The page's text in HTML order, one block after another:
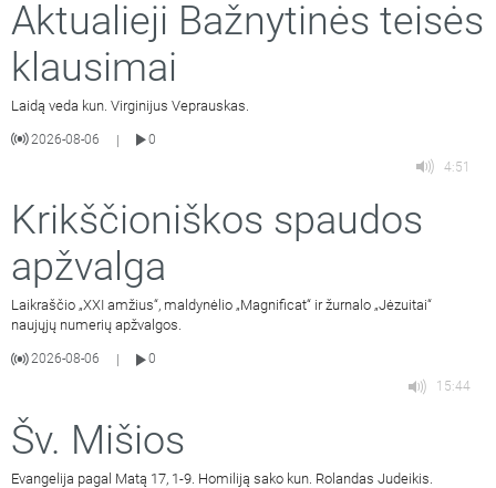
Aktualieji Bažnytinės teisės
klausimai
Laidą veda kun. Virginijus Veprauskas.
2026-08-06 |
0
4:51
Krikščioniškos spaudos
apžvalga
Laikraščio „XXI amžius“, maldynėlio „Magnificat“ ir žurnalo „Jėzuitai“
naujųjų numerių apžvalgos.
2026-08-06
0
15:44
Šv. Mišios
Evangelija pagal Matą 17, 1-9. Homiliją sako kun. Rolandas Judeikis.